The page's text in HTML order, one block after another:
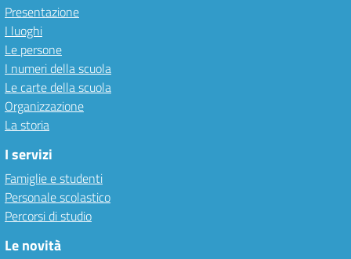
Presentazione
I luoghi
Le persone
I numeri della scuola
Le carte della scuola
Organizzazione
La storia
I servizi
Famiglie e studenti
Personale scolastico
Percorsi di studio
Le novità